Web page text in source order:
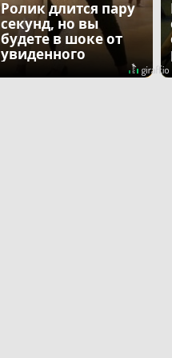
Ролик длится пару
секунд, но вы
будете в шоке от
увиденного